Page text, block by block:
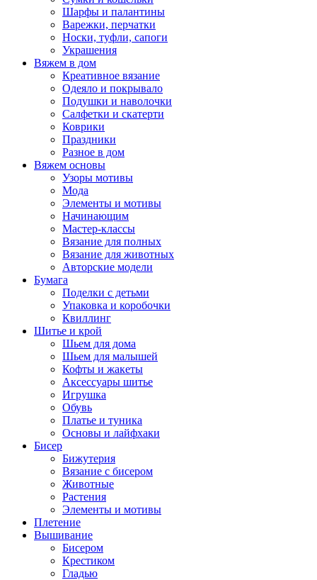
Шарфы и палантины
Варежки, перчатки
Носки, туфли, сапоги
Украшения
Вяжем в дом
Креативное вязание
Одеяло и покрывало
Подушки и наволочки
Салфетки и скатерти
Коврики
Праздники
Разное в дом
Вяжем основы
Узоры мотивы
Мода
Элементы и мотивы
Начинающим
Мастер-классы
Вязание для полных
Вязание для животных
Авторские модели
Бумага
Поделки с детьми
Упаковка и коробочки
Квиллинг
Шитье и крой
Шьем для дома
Шьем для малышей
Кофты и жакеты
Аксессуары шитье
Игрушка
Обувь
Платье и туника
Основы и лайфхаки
Бисер
Бижутерия
Вязание с бисером
Животные
Растения
Элементы и мотивы
Плетение
Вышивание
Бисером
Крестиком
Гладью